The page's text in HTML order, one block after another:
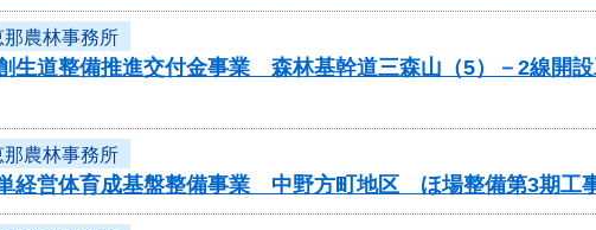
那農林事務所
生道整備推進交付金事業 森林基幹道三森山（5）－2線開
那農林事務所
単経営体育成基盤整備事業 中野方町地区 ほ場整備第3期工